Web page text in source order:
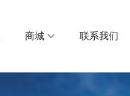
商城 联系我们